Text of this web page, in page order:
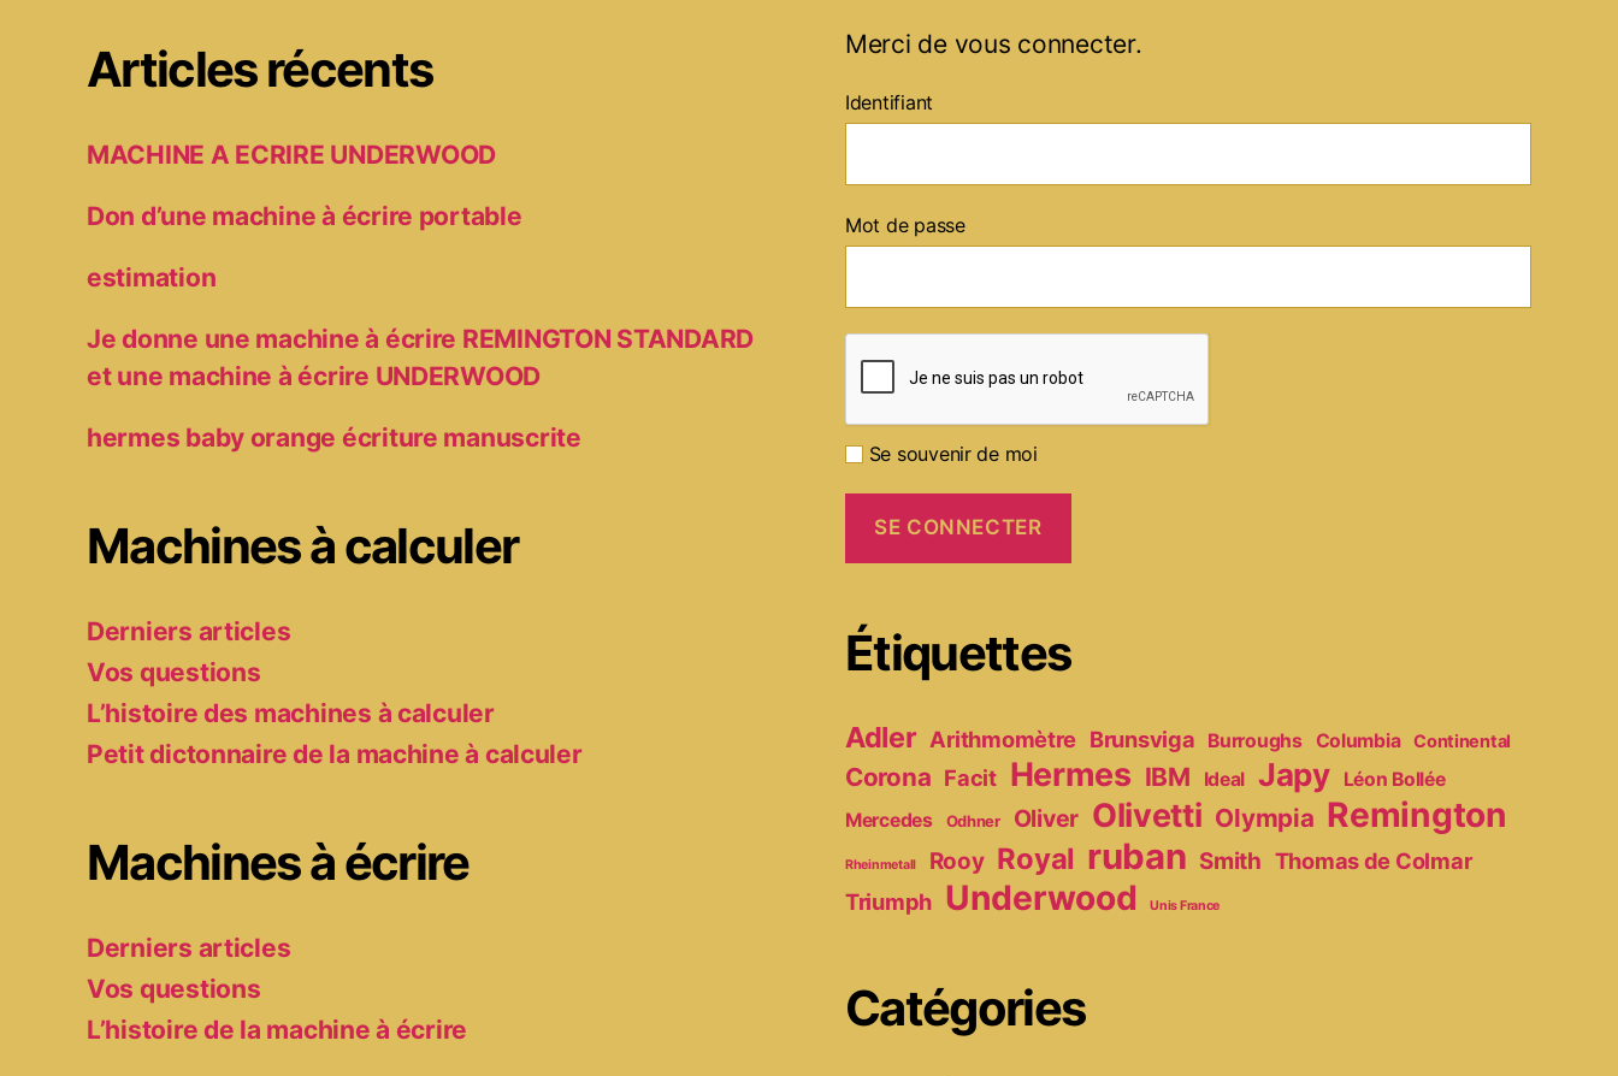
Articles récents
MACHINE A ECRIRE UNDERWOOD
Don d’une machine à écrire portable
estimation
Je donne une machine à écrire REMINGTON STANDARD
et une machine à écrire UNDERWOOD
hermes baby orange écriture manuscrite
Machines à calculer
Derniers articles
Vos questions
L’histoire des machines à calculer
Petit dictonnaire de la machine à calculer
Machines à écrire
Derniers articles
Vos questions
L’histoire de la machine à écrire
Merci de vous connecter.
Identifiant
Mot de passe
Se souvenir de moi
Étiquettes
Adler Arithmomètre Brunsviga Burroughs Columbia Continental
Corona Facit Hermes IBM Ideal Japy
Léon Bollée
Mercedes
Odhner Oliver Olivetti Olympia Remington
Rheinmetall Rooy Royal ruban Smith Thomas de Colmar
Triumph Underwood Unis France
Catégories